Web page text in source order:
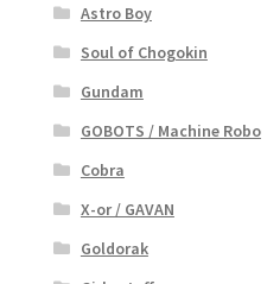
Astro Boy
Soul of Chogokin
Gundam
GOBOTS / Machine Robo
Cobra
X-or / GAVAN
Goldorak